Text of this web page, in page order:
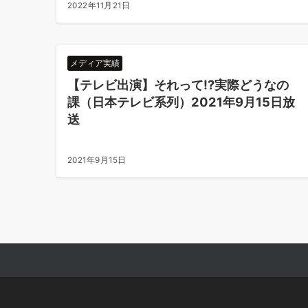
2022年11月21日
メディア実績
【テレビ出演】それって⁉︎実際どうなの
課（日本テレビ系列）2021年9月15日放
送
2021年9月15日